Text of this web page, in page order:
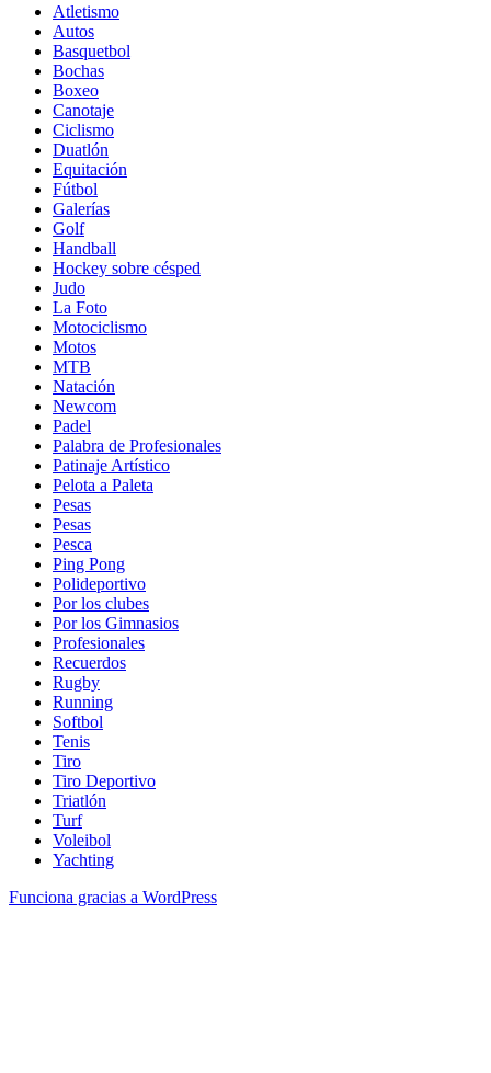
Atletismo
Autos
Basquetbol
Bochas
Boxeo
Canotaje
Ciclismo
Duatlón
Equitación
Fútbol
Galerías
Golf
Handball
Hockey sobre césped
Judo
La Foto
Motociclismo
Motos
MTB
Natación
Newcom
Padel
Palabra de Profesionales
Patinaje Artístico
Pelota a Paleta
Pesas
Pesas
Pesca
Ping Pong
Polideportivo
Por los clubes
Por los Gimnasios
Profesionales
Recuerdos
Rugby
Running
Softbol
Tenis
Tiro
Tiro Deportivo
Triatlón
Turf
Voleibol
Yachting
Funciona gracias a WordPress